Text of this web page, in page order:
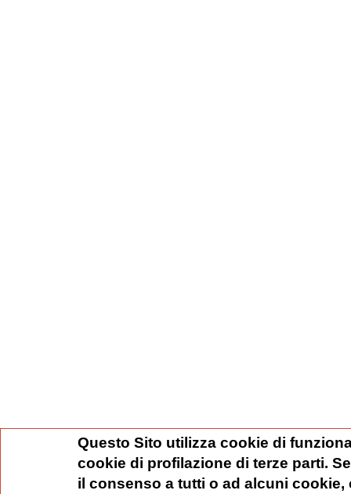
Questo Sito utilizza cookie di
cookie di profilazione di terze parti.
il consenso a tutti o ad alcuni